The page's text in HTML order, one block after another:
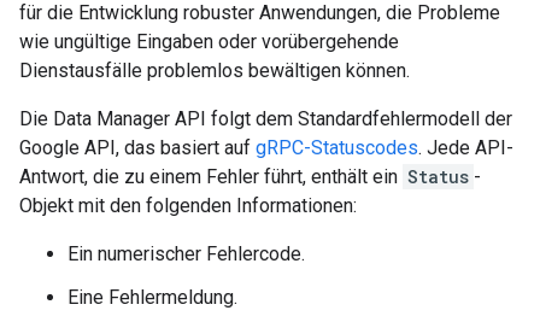
für die Entwicklung robuster Anwendungen, die Probleme
wie ungültige Eingaben oder vorübergehende
Dienstausfälle problemlos bewältigen können.
Die Data Manager API folgt dem Standardfehlermodell der
Google API, das basiert auf gRPC-Statuscodes. Jede API-
Antwort, die zu einem Fehler führt, enthält ein Status -
Objekt mit den folgenden Informationen:
Ein numerischer Fehlercode.
Eine Fehlermeldung.